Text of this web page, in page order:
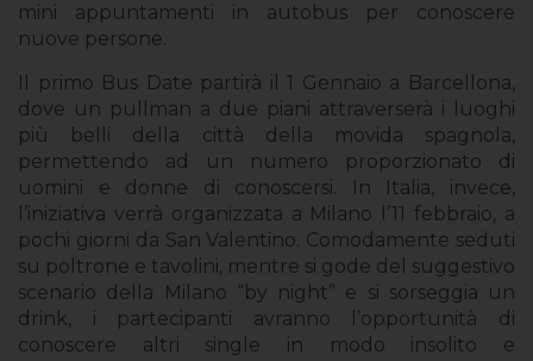
mini appuntamenti in autobus per conoscere
nuove persone.
Il primo Bus Date partirà il 1 Gennaio a Barcellona,
dove un pullman a due piani attraverserà i luoghi
più belli della città della movida spagnola,
permettendo ad un numero proporzionato di
uomini e donne di conoscersi. In Italia, invece,
l’iniziativa verrà organizzata a Milano l’11 febbraio, a
pochi giorni da San Valentino. Comodamente seduti
su poltrone e tavolini, mentre si gode del suggestivo
scenario della Milano “by night” e si sorseggia un
drink, i partecipanti avranno l’opportunità di
conoscere altri single in modo insolito e